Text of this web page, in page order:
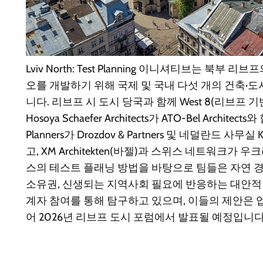
Lviv North: Test Planning 이니셔티브는 북부 리브
오를 개발하기 위해 국제 및 국내 다섯 개의 건축·
니다. 리브프 시 도시 당국과 함께 West 8(리브프
Hosoya Schaefer Architects가 ATO-Bel Architects와
Planners가 Drozdov & Partners 및 네덜란드 사무실
고, XM Architekten(바젤)과 스위스 네트워크가 우
스의 테스트 플래닝 방법을 바탕으로 팀들은 자연
소유권, 신생되는 지역사회 필요에 반응하는 대안
계자 참여를 통해 탐구하고 있으며, 이들의 제안은
어 2026년 리브프 도시 포럼에서 발표될 예정입니